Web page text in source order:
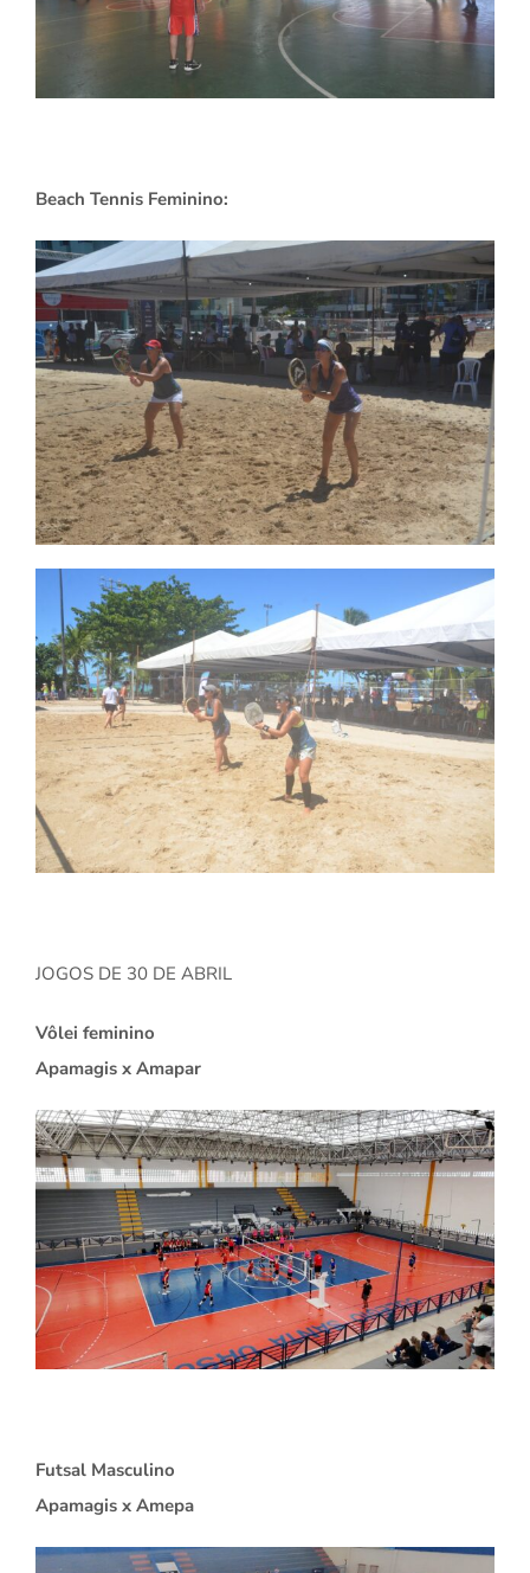
Beach Tennis Feminino:
JOGOS DE 30 DE ABRIL
Vôlei feminino
Apamagis x Amapar
Futsal Masculino
Apamagis x Amepa